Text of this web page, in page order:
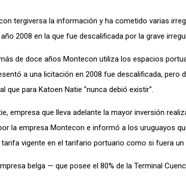
tergiversa la información y ha cometido varias
2008 en la que fue descalificada por la grave
de doce años Montecon utiliza los espacios
a una licitación en 2008 fue descalificada,
que para Katoen Natie "nunca debió existir".
empresa que lleva adelante la mayor inversión
la empresa Montecon e informó a los uruguayos
vigente en el tarifario portuario como si fuera
belga — que posee el 80% de la Terminal